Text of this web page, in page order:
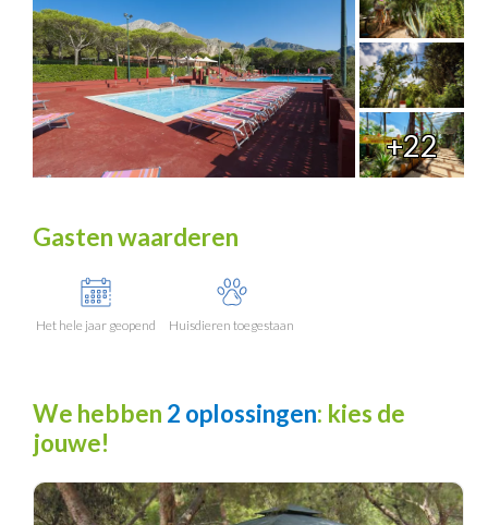
+22
Gasten waarderen
Het hele jaar geopend Huisdieren toegestaan
We hebben 2 oplossingen: kies de
jouwe!